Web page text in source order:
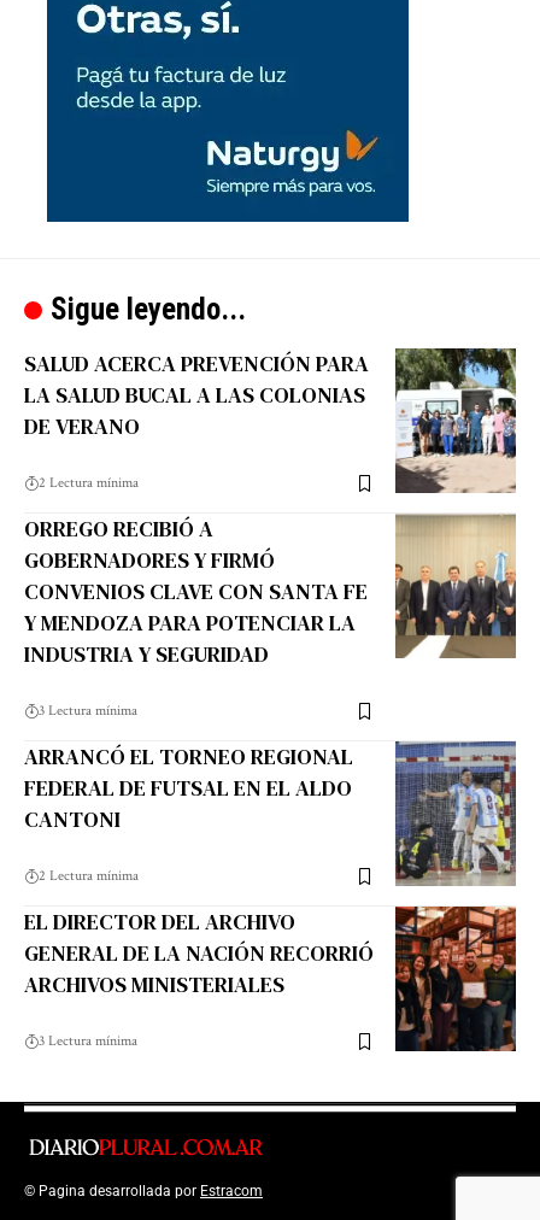
Sigue leyendo...
SALUD ACERCA PREVENCIÓN PARA
LA SALUD BUCAL A LAS COLONIAS
DE VERANO
2 Lectura mínima
ORREGO RECIBIÓ A
GOBERNADORES Y FIRMÓ
CONVENIOS CLAVE CON SANTA FE
Y MENDOZA PARA POTENCIAR LA
INDUSTRIA Y SEGURIDAD
3 Lectura mínima
ARRANCÓ EL TORNEO REGIONAL
FEDERAL DE FUTSAL EN EL ALDO
CANTONI
2 Lectura mínima
EL DIRECTOR DEL ARCHIVO
GENERAL DE LA NACIÓN RECORRIÓ
ARCHIVOS MINISTERIALES
3 Lectura mínima
© Pagina desarrollada por Estracom